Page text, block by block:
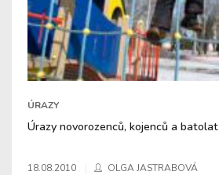
ÚRAZY
Úrazy novorozenců, kojenců a batolat
18.08.2010 OLGA JASTRABOVÁ